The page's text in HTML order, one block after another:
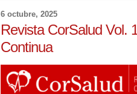
6 octubre, 2025
Revista CorSalud Vol.
Continua